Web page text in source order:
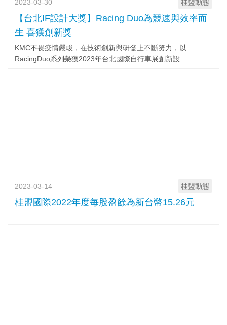
2023-03-30 桂盟動態
【台北IF設計大獎】Racing Duo為競速與效率而
生 喜獲創新獎
KMC不畏疫情嚴峻，在技術創新與研發上不斷努力，以
RacingDuo系列榮獲2023年台北國際自行車展創新設...
2023-03-14 桂盟動態
桂盟國際2022年度每股盈餘為新台幣15.26元